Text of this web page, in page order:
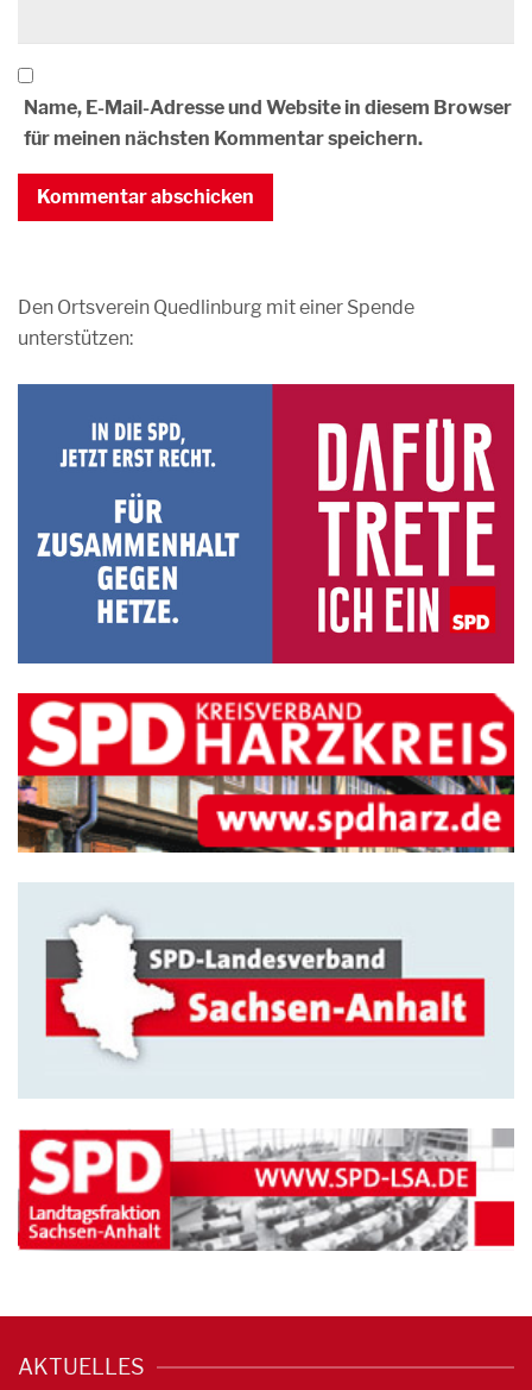
Name, E-Mail-Adresse und Website in diesem Browser
für meinen nächsten Kommentar speichern.
Den Ortsverein Quedlinburg mit einer Spende
unterstützen:
AKTUELLES